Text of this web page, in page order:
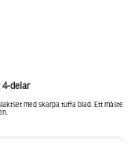
4-delar
med skarpa tuffa blad. Ett måste